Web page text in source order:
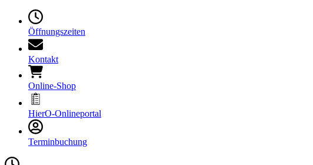
Öffnungszeiten
Kontakt
Online-Shop
HierO-Onlineportal
Terminbuchung